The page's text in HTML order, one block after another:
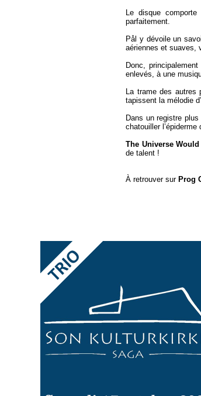
Le disque
parfaitement.
Pål y dévoile un
aériennes et suaves,
Donc,
enlevés, à une
La trame des autres
tapissent la mélodie
Dans un registre
chatouiller
The Universe
de talent !
À retrouver sur Prog